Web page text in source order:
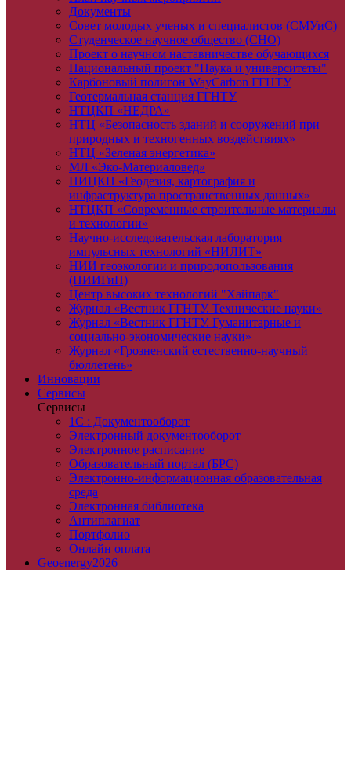
Документы
Совет молодых ученых и специалистов (СМУиС)
Студенческое научное общество (СНО)
Проект о научном наставничестве обучающихся
Национальный проект "Наука и университеты"
Карбоновый полигон WayCarbon ГГНТУ
Геотермальная станция ГГНТУ
НТЦКП «НЕДРА»
НТЦ «Безопасность зданий и сооружений при
природных и техногенных воздействиях»
НТЦ «Зеленая энергетика»
МЛ «Эко-Материаловед»
НИЦКП «Геодезия, картография и
инфраструктура пространственных данных»
НТЦКП «Современные строительные материалы
и технологии»
Научно-исследовательская лаборатория
импульсных технологий «НИЛИТ»
НИИ геоэкологии и природопользования
(НИИГиП)
Центр высоких технологий "Хайпарк"
Журнал «Вестник ГГНТУ. Технические науки»
Журнал «Вестник ГГНТУ. Гуманитарные и
социально-экономические науки»
Журнал «Грозненский естественно-научный
бюллетень»
Инновации
Сервисы
Сервисы
1С : Документооборот
Электронный документооборот
Электронное расписание
Образовательный портал (БРС)
Электронно-информационная образовательная
среда
Электронная библиотека
Антиплагиат
Портфолио
Онлайн оплата
Geoenergy2026